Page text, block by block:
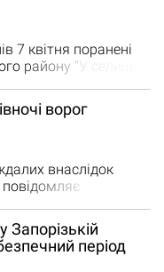
управління
7 квітня поранені
району “У селищі
будинки, нежитлові
одного з
- повідомив
Ще двоє
ворог
внаслідок
48 і 81 років. Всім
росіяни
сектор у
Запорізькій
період